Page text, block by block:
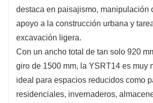
destaca en paisajismo, manipulación
apoyo a la construcción urbana y
excavación ligera.
Con un ancho total de tan solo 920
giro de 1500 mm, la YSRT14 es muy
ideal para espacios reducidos como
residenciales, invernaderos,